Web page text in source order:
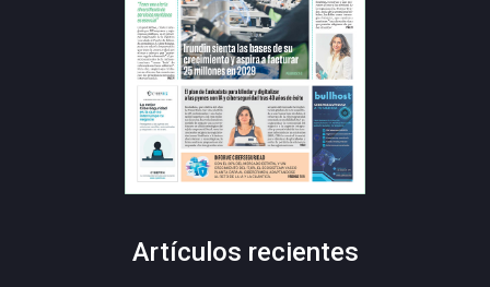
Artículos recientes